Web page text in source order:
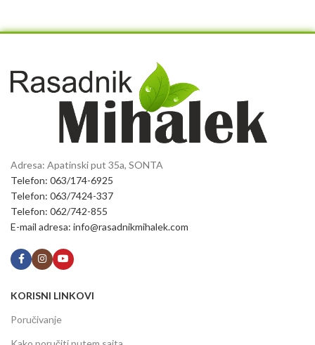
Adresa: Apatinski put 35a, SONTA
Telefon: 063/174-6925
Telefon: 063/7424-337
Telefon: 062/742-855
E-mail adresa: info@rasadnikmihalek.com
KORISNI LINKOVI
Poručivanje